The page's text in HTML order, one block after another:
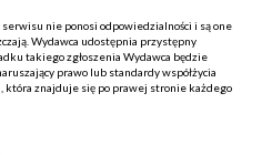
nie ponosi odpowiedzialności i są one
Wydawca udostępnia przystępny
takiego zgłoszenia Wydawca będzie
prawo lub standardy współżycia
która znajduje się po prawej stronie każdego